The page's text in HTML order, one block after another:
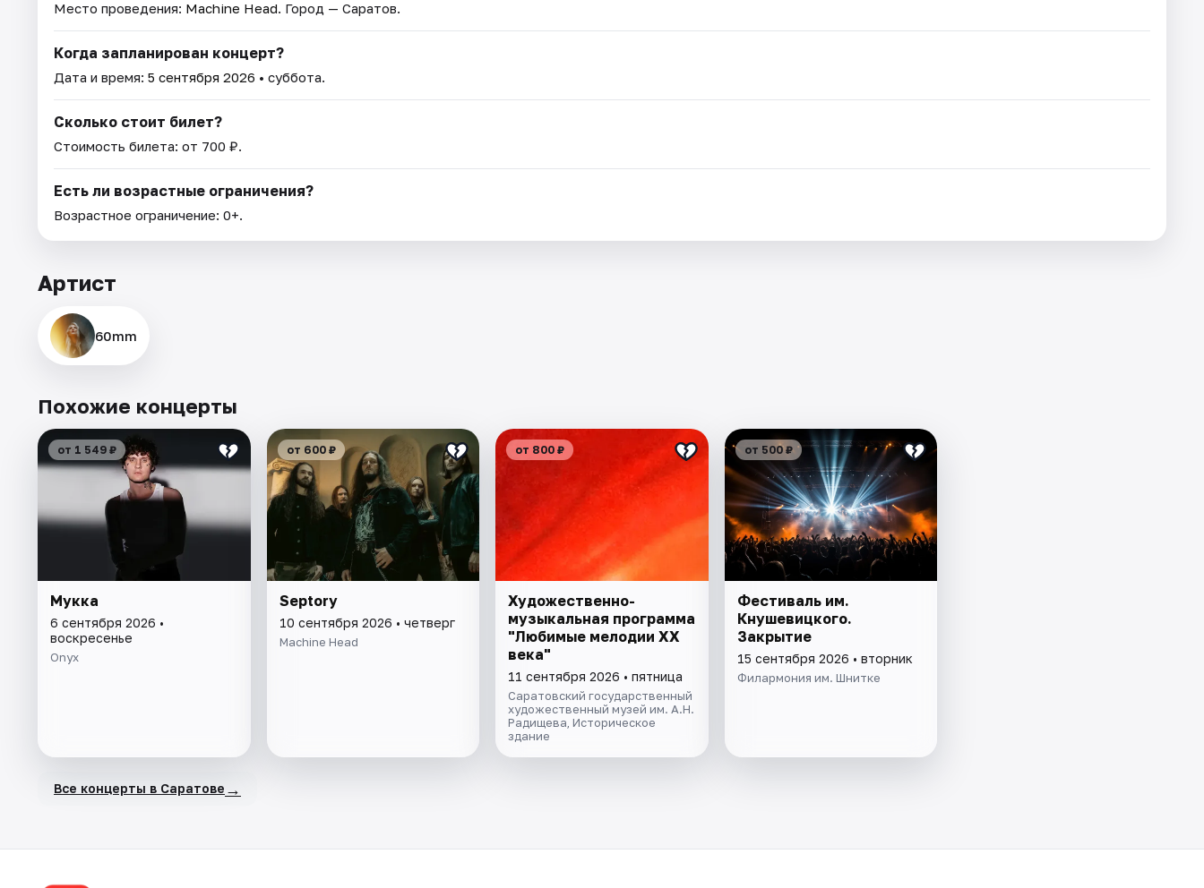
Место проведения: Machine Head. Город — Саратов.
Когда запланирован концерт?
Дата и время: 5 сентября 2026 • суббота.
Сколько стоит билет?
Стоимость билета: от 700 ₽.
Есть ли возрастные ограничения?
Возрастное ограничение: 0+.
Артист
60mm
Похожие концерты
от 1 549 ₽
Мукка
6 сентября 2026 •
воскресенье
Onyx
от 600 ₽
Septory
10 сентября 2026 • четверг
Machine Head
от 800 ₽
Художественно-
музыкальная программа
"Любимые мелодии XX
века"
11 сентября 2026 • пятница
Саратовский государственный
художественный музей им. А.Н.
Радищева, Историческое
здание
от 500 ₽
Фестиваль им.
Кнушевицкого.
Закрытие
15 сентября 2026 • вторник
Филармония им. Шнитке
Все концерты в Саратове →